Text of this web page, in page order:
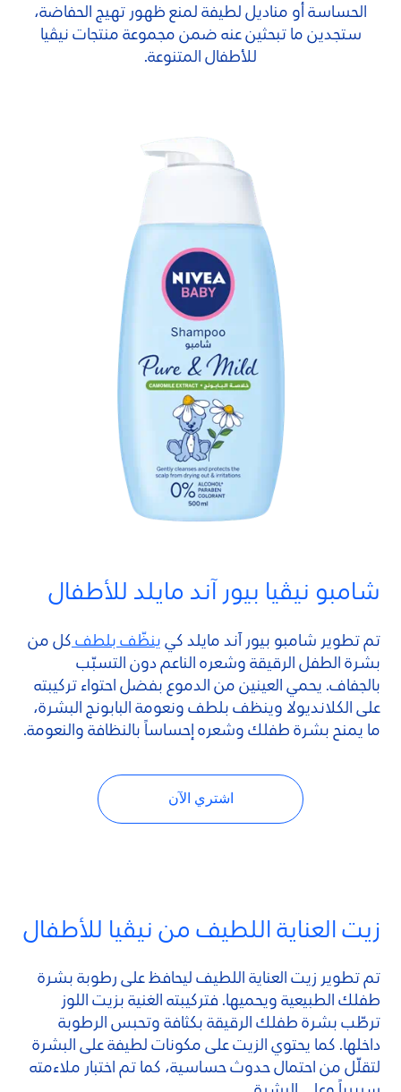
الحساسة أو مناديل لطيفة لمنع ظهور تهيج الحفاضة،
ستجدين ما تبحثين عنه ضمن مجموعة منتجات نيڤيا
للأطفال المتنوعة.
شامبو نيڤيا بيور آند مايلد للأطفال
تم تطوير شامبو بيور آند مايلد كي ينظّف بلطف كل من
بشرة الطفل الرقيقة وشعره الناعم دون التسبّب
بالجفاف. يحمي العينين من الدموع بفضل احتواء تركيبته
على الكلانديولا وينظف بلطف ونعومة البابونج البشرة،
ما يمنح بشرة طفلك وشعره إحساساً بالنظافة والنعومة.
اشتري الآن
زيت العناية اللطيف من نيڤيا للأطفال
تم تطوير زيت العناية اللطيف ليحافظ على رطوبة بشرة
طفلك الطبيعية ويحميها. فتركيبته الغنية بزيت اللوز
ترطّب بشرة طفلك الرقيقة بكثافة وتحبس الرطوبة
داخلها. كما يحتوي الزيت على مكونات لطيفة على البشرة
لتقلّل من احتمال حدوث حساسية، كما تم اختبار ملاءمته